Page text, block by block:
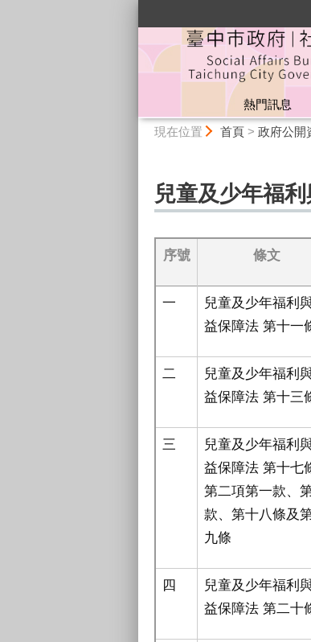
熱門訊息
現在位置 首頁> 政府公開
兒童及少年福
序號 條文
一
兒童及少年福利
益保障法 第十一
二
兒童及少年福利
益保障法 第十三
三
兒童及少年福利
益保障法 第十七
第二項第一款、
款、第十八條及
九條
四
兒童及少年福利
益保障法 第二十